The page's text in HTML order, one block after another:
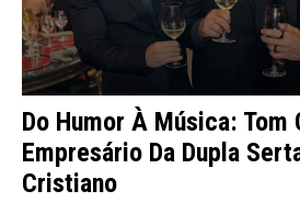
Do Humor À Música: Tom
Empresário Da Dupla
Cristiano